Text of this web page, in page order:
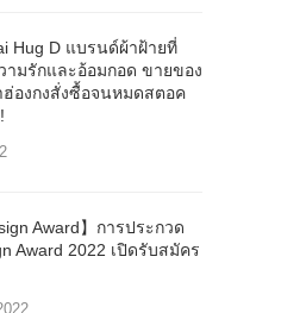
Hug D แบรนด์ผ้าฝ้ายที่
ามรักและอ้อมกอด ขายของ
ฮ่องกงสั่งซื้อจนหมดสตอค
Award】การประกวด
Award 2022 เปิดรับสมัคร